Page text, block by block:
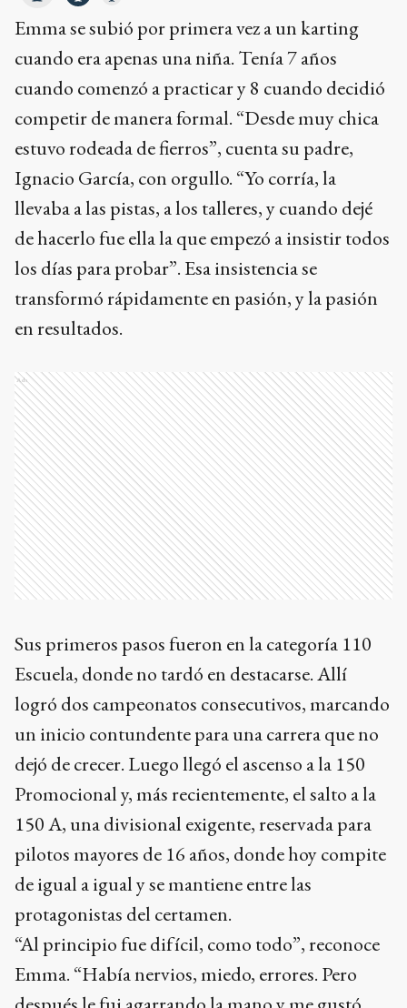
Emma se subió por primera vez a un karting
cuando era apenas una niña. Tenía 7 años
cuando comenzó a practicar y 8 cuando decidió
competir de manera formal. “Desde muy chica
estuvo rodeada de fierros”, cuenta su padre,
Ignacio García, con orgullo. “Yo corría, la
llevaba a las pistas, a los talleres, y cuando dejé
de hacerlo fue ella la que empezó a insistir todos
los días para probar”. Esa insistencia se
transformó rápidamente en pasión, y la pasión
en resultados.
Ads
Sus primeros pasos fueron en la categoría 110
Escuela, donde no tardó en destacarse. Allí
logró dos campeonatos consecutivos, marcando
un inicio contundente para una carrera que no
dejó de crecer. Luego llegó el ascenso a la 150
Promocional y, más recientemente, el salto a la
150 A, una divisional exigente, reservada para
pilotos mayores de 16 años, donde hoy compite
de igual a igual y se mantiene entre las
protagonistas del certamen.
“Al principio fue difícil, como todo”, reconoce
Emma. “Había nervios, miedo, errores. Pero